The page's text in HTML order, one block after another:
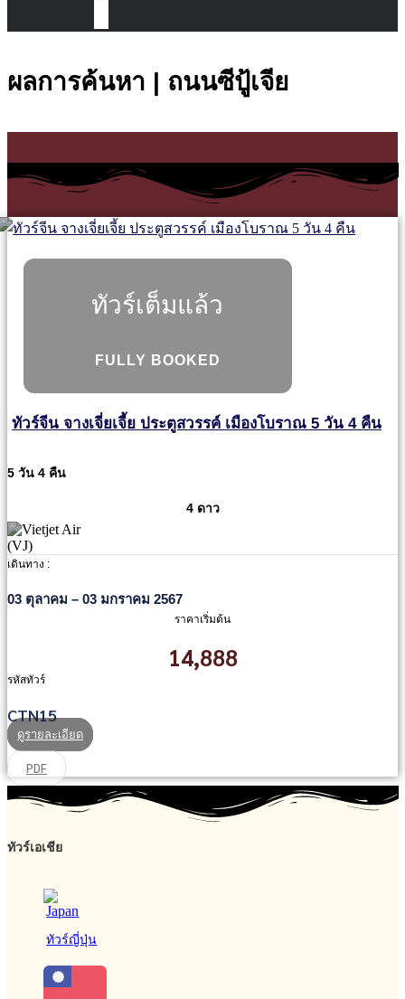
ผลการค้นหา | ถนนซีปู้เจีย
ทัวร์เต็มแล้ว
FULLY BOOKED
ทัวร์จีน จางเจี่ยเจี้ย ประตูสวรรค์ เมืองโบราณ 5 วัน 4 คืน
5 วัน 4 คืน
4 ดาว
เดินทาง :
03 ตุลาคม – 03 มกราคม 2567
ราคาเริ่มต้น
14,888
รหัสทัวร์
CTN15
ดูรายละเอียด
PDF
ทัวร์เอเชีย
ทัวร์ญี่ปุ่น